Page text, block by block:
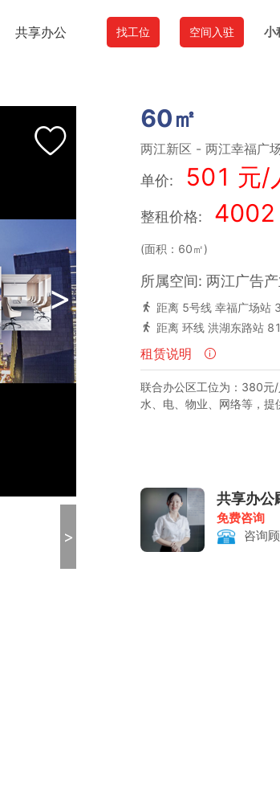
共享办公 找工位 空间入驻 小
>
>
60㎡
两江新区 - 两江幸福广
单价: 501 元/
整租价格: 4002
(面积：60㎡)
所属空间: 两江广告
距离 5号线 幸福广场站
距离 环线 洪湖东路站
租赁说明
联合办公区工位为：380
水、电、物业、网络等，
共享办公
免费咨询
咨询